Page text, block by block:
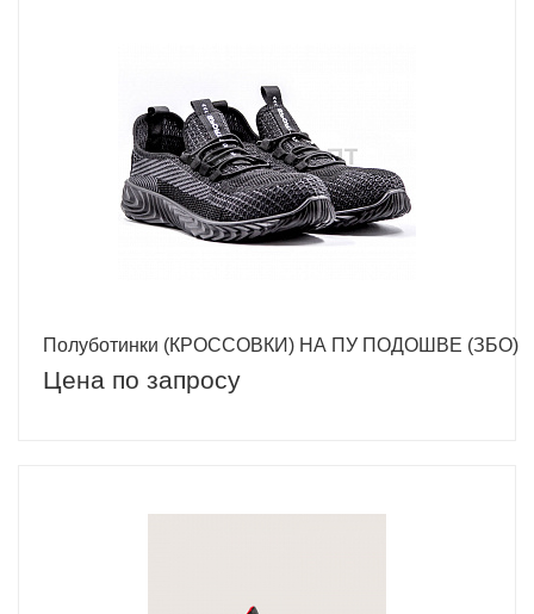
Полуботинки (КРОССОВКИ) НА ПУ ПОДОШВЕ (ЗБО)
Цена по запросу